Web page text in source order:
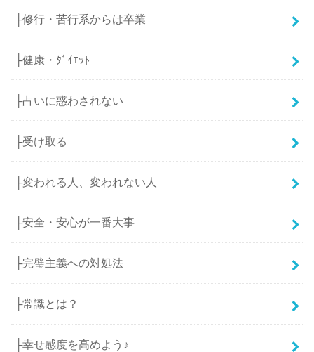
├修行・苦行系からは卒業
├健康・ﾀﾞｲｴｯﾄ
├占いに惑わされない
├受け取る
├変われる人、変われない人
├安全・安心が一番大事
├完璧主義への対処法
├常識とは？
├幸せ感度を高めよう♪